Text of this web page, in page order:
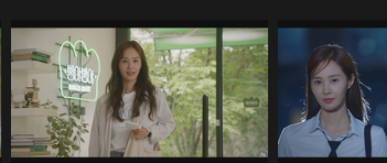
出そうとする。一方、セラはソヌの正体を
知り、彼が殺人犯になるかもしれないと心
を痛める。そこでソヌにオ・アラの家から
出ていく人を見かけたと伝え…。
セラは財閥2世が
が、そこではウ
ン・テジュンが
た。腹を立てた
る。